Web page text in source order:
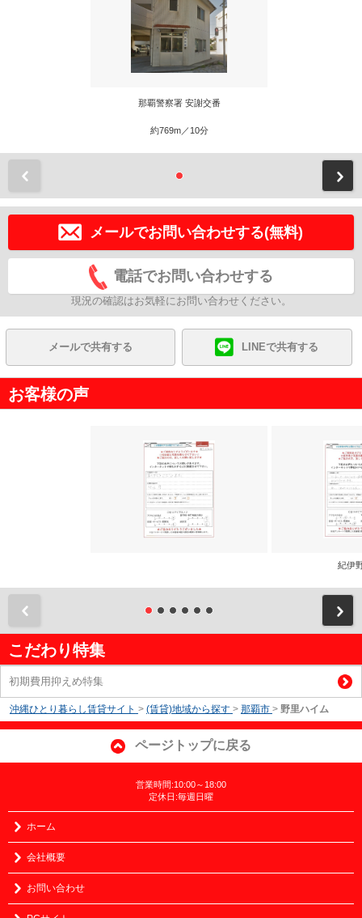
那覇警察署 安謝交番
約769m／10分
メールでお問い合わせする(無料)
電話でお問い合わせする
現況の確認はお気軽にお問い合わせください。
メールで共有する LINEで共有する
お客様の声
紀伊
こだわり特集
初期費用抑えめ特集
沖縄ひとり暮らし賃貸サイト > (賃貸)地域から探す > 那覇市 > 野里ハイム
ページトップに戻る
営業時間:10:00～18:00
定休日:毎週日曜
ホーム
会社概要
お問い合わせ